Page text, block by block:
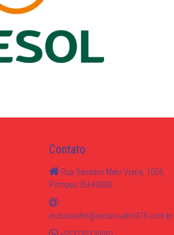
Contato
Rua Senador Melo Viana, 1056,
Pompeu 35640000
exclusivafm@exclusivafm979.com.br